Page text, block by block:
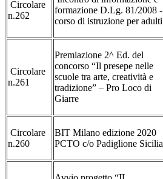
Circolare
n.262
formazione D.Lg. 81/2008 -
corso di istruzione per adulti
Circolare
n.261
Premiazione 2^ Ed. del
concorso “Il presepe nelle
scuole tra arte, creatività e
tradizione” – Pro Loco di
Giarre
Circolare
n.260
BIT Milano edizione 2020
PCTO c/o Padiglione Sicilia